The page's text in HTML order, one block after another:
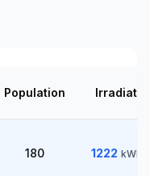
Population
180 1222 kWh/